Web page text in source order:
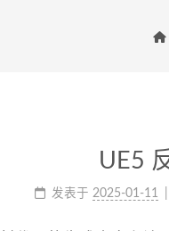
UE5
发表于 2025-01-11